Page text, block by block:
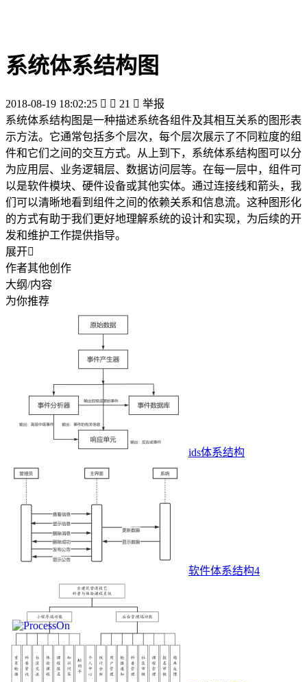
系统体系结构图
2018-08-19 18:02:25   21  举报
系统体系结构图是一种描述系统各组件及其相互关系的图形表
示方法。它通常包括多个层次，每个层次展示了不同粒度的组
件和它们之间的交互方式。从上到下，系统体系结构图可以分
为应用层、业务逻辑层、数据访问层等。在每一层中，组件可
以是软件模块、硬件设备或其他实体。通过连接线和箭头，我
们可以清晰地看到组件之间的依赖关系和信息流。这种图形化
的方式有助于我们更好地理解系统的设计和实现，为后续的开
发和维护工作提供指导。
展开
作者其他创作
大纲/内容
为你推荐
ids体系结构
软件体系结构4